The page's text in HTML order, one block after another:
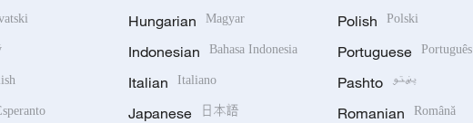
Hungarian Magyar
Indonesian Bahasa Indonesia
Italian Italiano
Japanese 日本語
Polish Polski
Portuguese Português
Pashto پښتو
Romanian Română